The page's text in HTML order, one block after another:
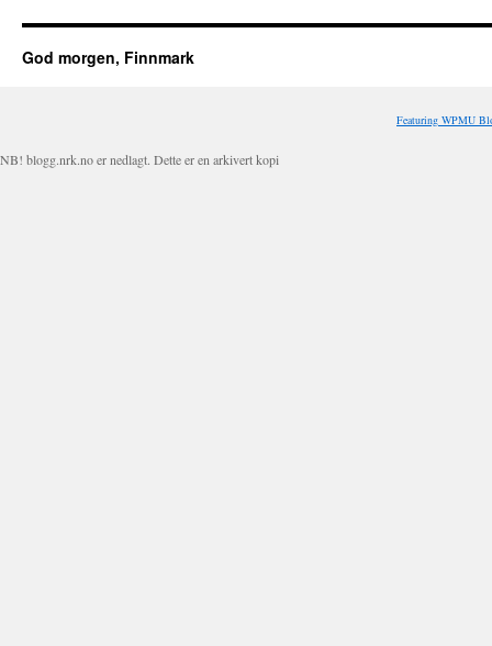
God morgen, Finnmark
Featuring WPMU
NB! blogg.nrk.no er nedlagt. Dette er en arkivert kopi